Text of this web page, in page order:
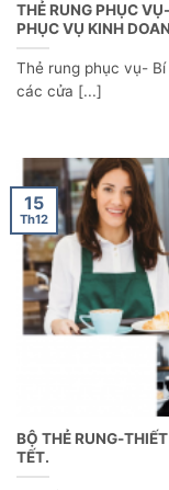
THẺ RUNG PHỤC
PHỤC VỤ KINH
Thẻ rung phục vụ-
các cửa [...]
BỘ THẺ RUNG-
TẾT.
15
Th12